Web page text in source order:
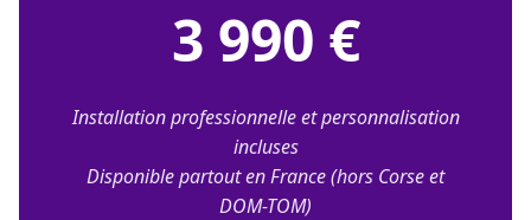
3 990 €
Installation professionnelle et personnalisation
incluses
Disponible partout en France (hors Corse et
DOM-TOM)